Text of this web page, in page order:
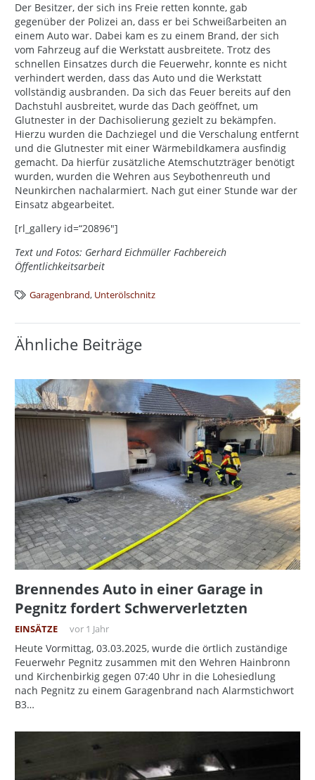
Der Besitzer, der sich ins Freie retten konnte, gab
gegenüber der Polizei an, dass er bei Schweißarbeiten an
einem Auto war. Dabei kam es zu einem Brand, der sich
vom Fahrzeug auf die Werkstatt ausbreitete. Trotz des
schnellen Einsatzes durch die Feuerwehr, konnte es nicht
verhindert werden, dass das Auto und die Werkstatt
vollständig ausbranden. Da sich das Feuer bereits auf den
Dachstuhl ausbreitet, wurde das Dach geöffnet, um
Glutnester in der Dachisolierung gezielt zu bekämpfen.
Hierzu wurden die Dachziegel und die Verschalung entfernt
und die Glutnester mit einer Wärmebildkamera ausfindig
gemacht. Da hierfür zusätzliche Atemschutzträger benötigt
wurden, wurden die Wehren aus Seybothenreuth und
Neunkirchen nachalarmiert. Nach gut einer Stunde war der
Einsatz abgearbeitet.
[rl_gallery id=“20896″]
Text und Fotos: Gerhard Eichmüller Fachbereich
Öffentlichkeitsarbeit
Garagenbrand, Unterölschnitz
Ähnliche Beiträge
Brennendes Auto in einer Garage in
Pegnitz fordert Schwerverletzten
EINSÄTZE vor 1 Jahr
Heute Vormittag, 03.03.2025, wurde die örtlich zuständige
Feuerwehr Pegnitz zusammen mit den Wehren Hainbronn
und Kirchenbirkig gegen 07:40 Uhr in die Lohesiedlung
nach Pegnitz zu einem Garagenbrand nach Alarmstichwort
B3…